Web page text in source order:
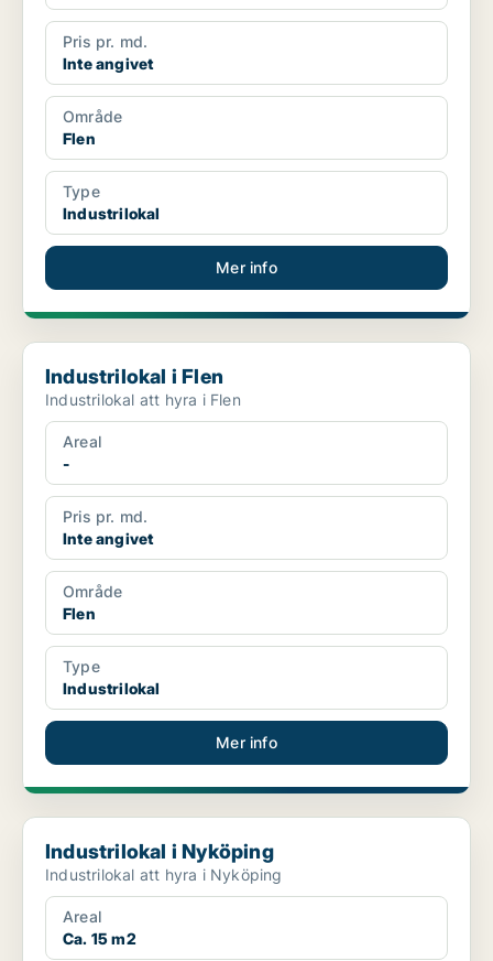
Pris pr. md.
Inte angivet
Område
Flen
Type
Industrilokal
Mer info
Industrilokal i Flen
Industrilokal i Flen
Industrilokal att hyra i Flen
Areal
-
Pris pr. md.
Inte angivet
Område
Flen
Type
Industrilokal
Mer info
Industrilokal i Nyköping
Industrilokal i Nyköping
Industrilokal att hyra i Nyköping
Areal
Ca. 15 m2